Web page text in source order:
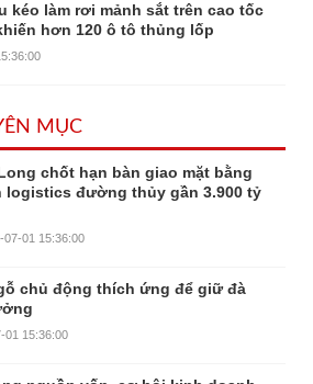
kéo làm rơi mảnh sắt trên cao tốc
hơn 120 ô tô thủng lốp
MỤC
chốt hạn bàn giao mặt bằng
logistics đường thủy gần 3.900 tỷ
07-01 15:36:00
chủ động thích ứng để giữ đà
01 15:36:00